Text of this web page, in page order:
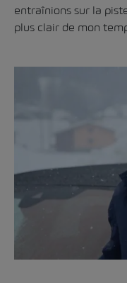
entraînions sur la
plus clair de mon